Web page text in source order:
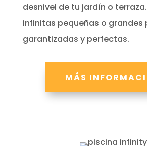
desnivel de tu jardín o
infinitas pequeñas o grandes
garantizadas y perfectas.
MÁS